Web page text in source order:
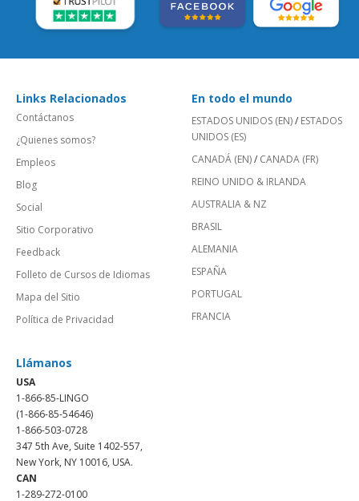
Links Relacionados
Contáctanos
¿Quienes somos?
Empleos
Blog
Social
Sitio Corporativo
Feedback
Folleto de Cursos de Idiomas
Mapa del Sitio
Política de Privacidad
En todo el mundo
ESTADOS UNIDOS (EN)/ ESTADOS
UNIDOS (ES)
CANADÁ (EN)/ CANADA (FR)
REINO UNIDO & IRLANDA
AUSTRALIA & NZ
BRASIL
ALEMANIA
ESPAÑA
PORTUGAL
FRANCIA
Llámanos
USA
1-866-85-LINGO
(1-866-85-54646)
1-866-503-0728
347 5th Ave, Suite 1402-557,
New York, NY 10016, USA.
CAN
1-289-272-0100